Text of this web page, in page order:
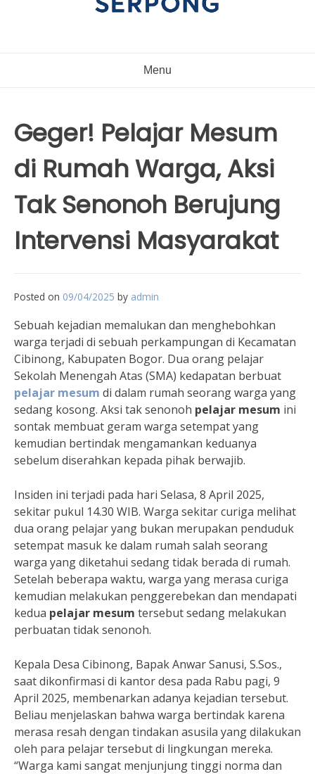
Menu
Geger! Pelajar Mesum
di Rumah Warga, Aksi
Tak Senonoh Berujung
Intervensi Masyarakat
Posted on 09/04/2025 by admin
Sebuah kejadian memalukan dan menghebohkan
warga terjadi di sebuah perkampungan di Kecamatan
Cibinong, Kabupaten Bogor. Dua orang pelajar
Sekolah Menengah Atas (SMA) kedapatan berbuat
pelajar mesum di dalam rumah seorang warga yang
sedang kosong. Aksi tak senonoh pelajar mesum ini
sontak membuat geram warga setempat yang
kemudian bertindak mengamankan keduanya
sebelum diserahkan kepada pihak berwajib.
Insiden ini terjadi pada hari Selasa, 8 April 2025,
sekitar pukul 14.30 WIB. Warga sekitar curiga melihat
dua orang pelajar yang bukan merupakan penduduk
setempat masuk ke dalam rumah salah seorang
warga yang diketahui sedang tidak berada di rumah.
Setelah beberapa waktu, warga yang merasa curiga
kemudian melakukan penggerebekan dan mendapati
kedua pelajar mesum tersebut sedang melakukan
perbuatan tidak senonoh.
Kepala Desa Cibinong, Bapak Anwar Sanusi, S.Sos.,
saat dikonfirmasi di kantor desa pada Rabu pagi, 9
April 2025, membenarkan adanya kejadian tersebut.
Beliau menjelaskan bahwa warga bertindak karena
merasa resah dengan tindakan asusila yang dilakukan
oleh para pelajar tersebut di lingkungan mereka.
“Warga kami sangat menjunjung tinggi norma dan